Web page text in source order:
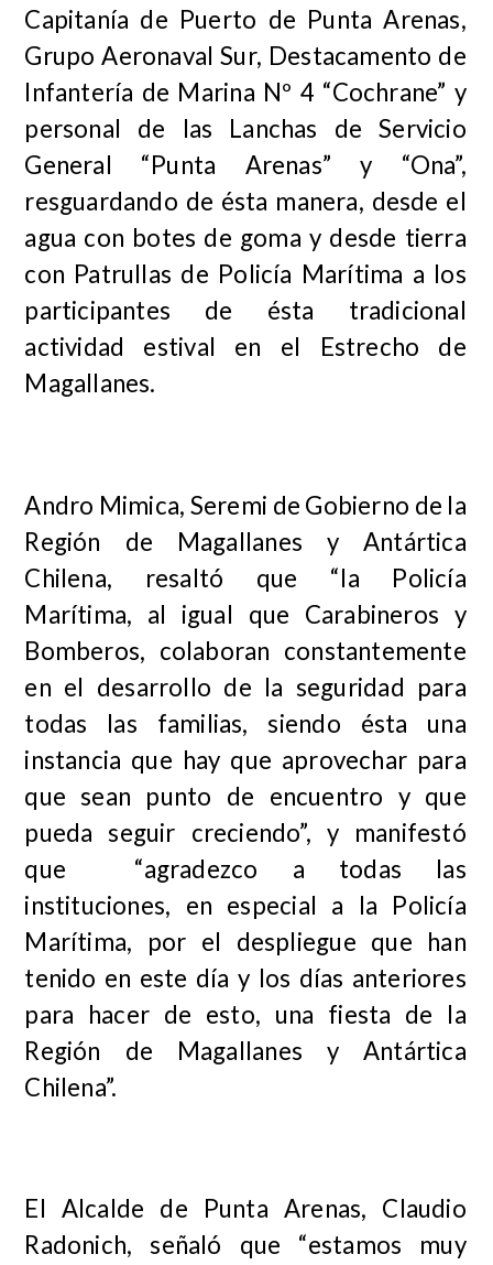
Capitanía de Puerto de Punta Arenas,
Grupo Aeronaval Sur, Destacamento de
Infantería de Marina Nº 4 “Cochrane” y
personal de las Lanchas de Servicio
General “Punta Arenas” y “Ona”,
resguardando de ésta manera, desde el
agua con botes de goma y desde tierra
con Patrullas de Policía Marítima a los
participantes de ésta tradicional
actividad estival en el Estrecho de
Magallanes.
Andro Mimica, Seremi de Gobierno de la
Región de Magallanes y Antártica
Chilena, resaltó que “la Policía
Marítima, al igual que Carabineros y
Bomberos, colaboran constantemente
en el desarrollo de la seguridad para
todas las familias, siendo ésta una
instancia que hay que aprovechar para
que sean punto de encuentro y que
pueda seguir creciendo”, y manifestó
que “agradezco a todas las
instituciones, en especial a la Policía
Marítima, por el despliegue que han
tenido en este día y los días anteriores
para hacer de esto, una fiesta de la
Región de Magallanes y Antártica
Chilena”.
El Alcalde de Punta Arenas, Claudio
Radonich, señaló que “estamos muy